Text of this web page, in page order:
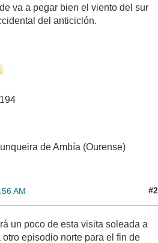
va a pegar bien el viento del sur
del anticiclón.
de Ambía (Ourense)
AM #2
un poco de esta visita soleada a
episodio norte para el fin de